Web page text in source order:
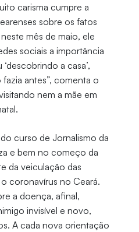
carisma cumpre a
sobre os fatos
mês de maio, ele
sociais a importância
a casa’,
antes”, comenta o
nem a mãe em
curso de Jornalismo da
e bem no começo da
da veiculação das
coronavírus no Ceará.
a doença, afinal,
invisível e novo,
A cada nova orientação